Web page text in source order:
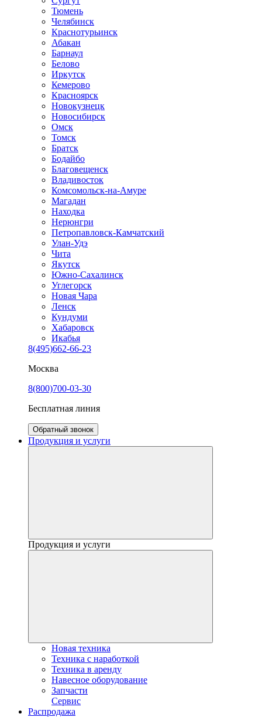
Тюмень
Челябинск
Краснотурьинск
Абакан
Барнаул
Белово
Иркутск
Кемерово
Красноярск
Новокузнецк
Новосибирск
Омск
Томск
Братск
Бодайбо
Благовещенск
Владивосток
Комсомольск-на-Амуре
Магадан
Находка
Нерюнгри
Петропавловск-Камчатский
Улан-Удэ
Чита
Якутск
Южно-Сахалинск
Углегорск
Новая Чара
Ленск
Кундуми
Хабаровск
Икабья
8(495)662-66-23
Москва
8(800)700-03-30
Бесплатная линия
Обратный звонок
Продукция и услуги
Продукция и услуги
Новая техника
Техника с наработкой
Техника в аренду
Навесное оборудование
Запчасти
Сервис
Распродажа